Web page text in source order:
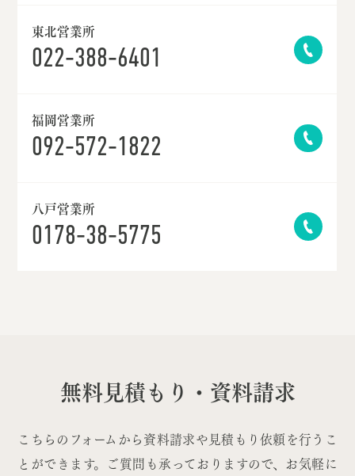
東北営業所
022-388-6401
福岡営業所
092-572-1822
八戸営業所
0178-38-5775
無料見積もり・資料請求
こちらのフォームから資料請求や見積もり依頼を行うこ
とができます。ご質問も承っておりますので、お気軽に